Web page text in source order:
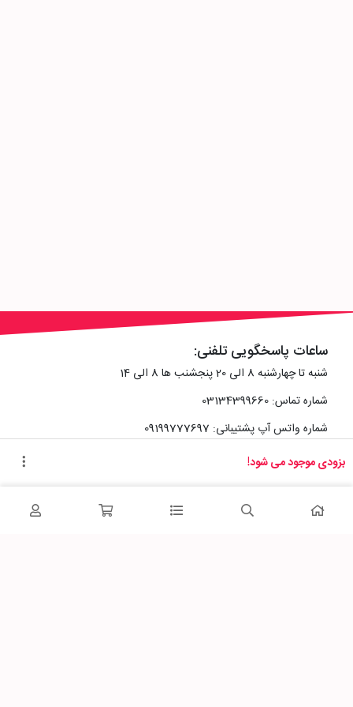
بزودی موجود می شود!
ساعات پاسخگویی تلفنی:
شنبه تا چهارشنبه 8 الی 20 پنجشنب ها 8 الی 14
شماره تماس: 03134399660
شماره واتس آپ پشتیبانی: 09199777697
اصفهان، خیابان رزمندگان، کوچه شماره سه فرعی 2 پلاک 10